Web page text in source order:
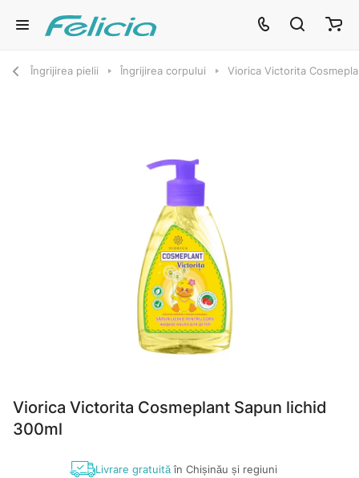
Îngrijirea pielii Îngrijirea corpului Viorica Victorita
Viorica Victorita Cosmeplant Sapun lichid
300ml
Livrare gratuităîn Chișinău și regiuni